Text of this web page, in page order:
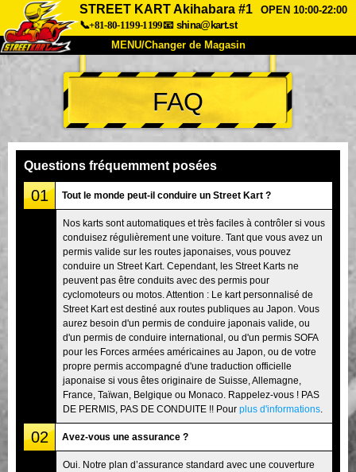
STREET KART Akihabara #1
OPEN 10:00-22:00
📞+81-80-1199-1199📧 shina@kart.st
MENU/Changer de Magasin
ACCUEIL
À Propos Caractéristiques Tarifs
Entreprise Réservation
Tokyo Shinagawa Tokyo Akihabara#1
Tokyo Akihabara#2 Tokyo Shibuya
Tokyo Shibuya Annexe Baie de Tokyo
Tokyo Asakusa Osaka
Okinawa
FAQ
Questions fréquemment posées
01 Tout le monde peut-il conduire un Street Kart ?
Nos karts sont automatiques et très faciles à contrôler si vous
conduisez régulièrement une voiture. Tant que vous avez un
permis valide sur les routes japonaises, vous pouvez
conduire un Street Kart. Cependant, les Street Karts ne
peuvent pas être conduits avec des permis pour
cyclomoteurs ou motos. Attention : Le kart personnalisé de
Street Kart est destiné aux routes publiques au Japon. Vous
aurez besoin d'un permis de conduire japonais valide, ou
d'un permis de conduire international, ou d'un permis SOFA
pour les Forces armées américaines au Japon, ou de votre
propre permis accompagné d'une traduction officielle
japonaise si vous êtes originaire de Suisse, Allemagne,
France, Taïwan, Belgique ou Monaco. Rappelez-vous ! PAS
DE PERMIS, PAS DE CONDUITE !! Pour plus d'informations
02 Avez-vous une assurance ?
Oui. Notre plan d’assurance standard avec une couverture